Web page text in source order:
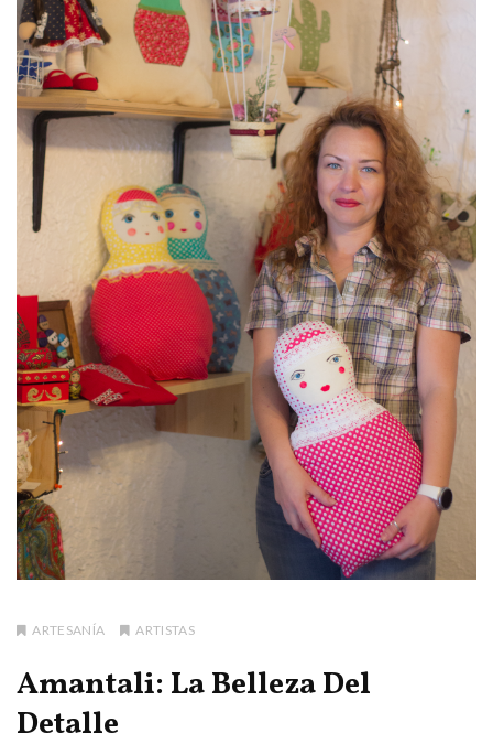
ARTESANÍA ARTISTAS
Amantali: La Belleza Del
Detalle